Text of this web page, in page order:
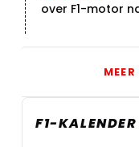
over F1-motor
F1-